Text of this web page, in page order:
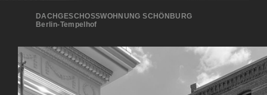
DACHGESCHOSSWOHNUNG SCHÖNBURG
Berlin-Tempelhof